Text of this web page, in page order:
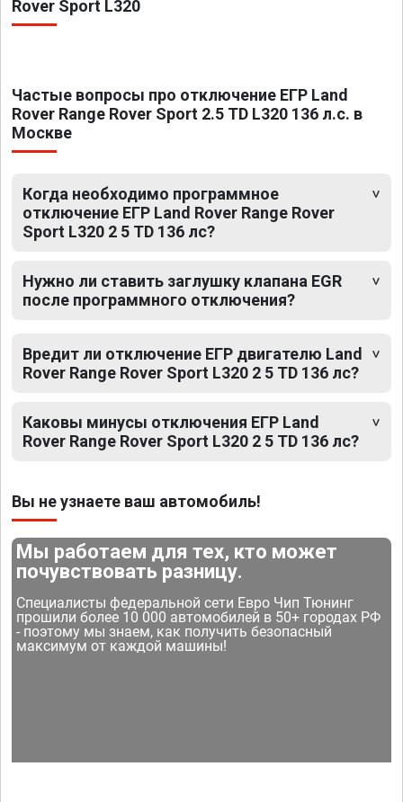
Rover Sport L320
Частые вопросы про отключение ЕГР Land
Rover Range Rover Sport 2.5 TD L320 136 л.с. в
Москве
Когда необходимо программное
отключение ЕГР Land Rover Range Rover
Sport L320 2 5 TD 136 лс?
Нужно ли ставить заглушку клапана EGR
после программного отключения?
Вредит ли отключение ЕГР двигателю Land
Rover Range Rover Sport L320 2 5 TD 136 лс?
Каковы минусы отключения ЕГР Land
Rover Range Rover Sport L320 2 5 TD 136 лс?
Вы не узнаете ваш автомобиль!
Мы работаем для тех, кто может
почувствовать разницу.
Специалисты федеральной сети Евро Чип Тюнинг
прошили более 10 000 автомобилей в 50+ городах РФ
- поэтому мы знаем, как получить безопасный
максимум от каждой машины!